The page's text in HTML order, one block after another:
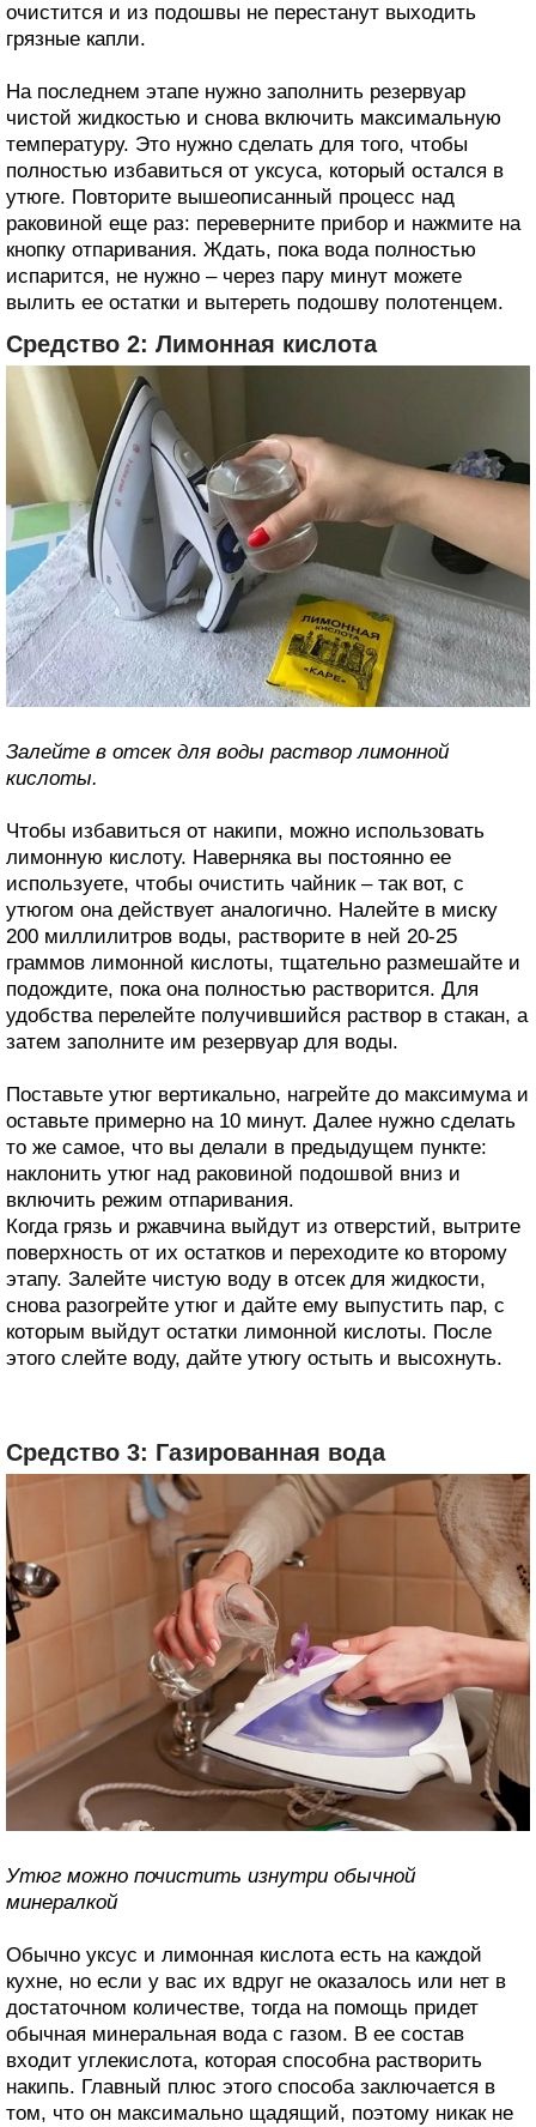
очистится и из подошвы не перестанут выходить
грязные капли.
На последнем этапе нужно заполнить резервуар
чистой жидкостью и снова включить максимальную
температуру. Это нужно сделать для того, чтобы
полностью избавиться от уксуса, который остался в
утюге. Повторите вышеописанный процесс над
раковиной еще раз: переверните прибор и нажмите на
кнопку отпаривания. Ждать, пока вода полностью
испарится, не нужно – через пару минут можете
вылить ее остатки и вытереть подошву полотенцем.
Средство 2: Лимонная кислота
Залейте в отсек для воды раствор лимонной
кислоты.
Чтобы избавиться от накипи, можно использовать
лимонную кислоту. Наверняка вы постоянно ее
используете, чтобы очистить чайник – так вот, с
утюгом она действует аналогично. Налейте в миску
200 миллилитров воды, растворите в ней 20-25
граммов лимонной кислоты, тщательно размешайте и
подождите, пока она полностью растворится. Для
удобства перелейте получившийся раствор в стакан, а
затем заполните им резервуар для воды.
Поставьте утюг вертикально, нагрейте до максимума и
оставьте примерно на 10 минут. Далее нужно сделать
то же самое, что вы делали в предыдущем пункте:
наклонить утюг над раковиной подошвой вниз и
включить режим отпаривания.
Когда грязь и ржавчина выйдут из отверстий, вытрите
поверхность от их остатков и переходите ко второму
этапу. Залейте чистую воду в отсек для жидкости,
снова разогрейте утюг и дайте ему выпустить пар, с
которым выйдут остатки лимонной кислоты. После
этого слейте воду, дайте утюгу остыть и высохнуть.
Средство 3: Газированная вода
Утюг можно почистить изнутри обычной
минералкой
Обычно уксус и лимонная кислота есть на каждой
кухне, но если у вас их вдруг не оказалось или нет в
достаточном количестве, тогда на помощь придет
обычная минеральная вода с газом. В ее состав
входит углекислота, которая способна растворить
накипь. Главный плюс этого способа заключается в
том, что он максимально щадящий, поэтому никак не